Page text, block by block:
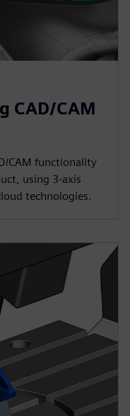
CAD/CAM
CAM functionality
using 3-axis
technologies.